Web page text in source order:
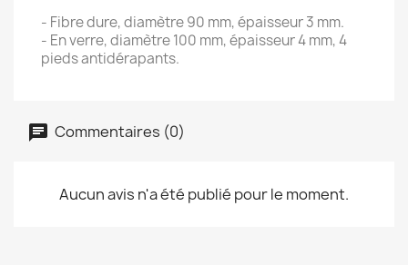
- Fibre dure, diamètre 90 mm, épaisseur 3 mm.
- En verre, diamètre 100 mm, épaisseur 4 mm, 4
pieds antidérapants.
Commentaires (0)
Aucun avis n'a été publié pour le moment.